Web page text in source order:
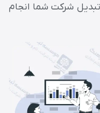
شرکت شما انجام